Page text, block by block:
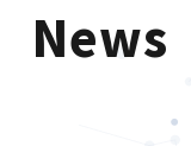
News